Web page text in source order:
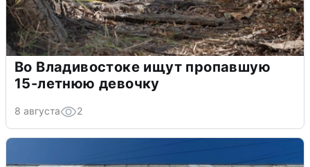
Во Владивостоке ищут пропавшую
15-летнюю девочку
8 августа 2